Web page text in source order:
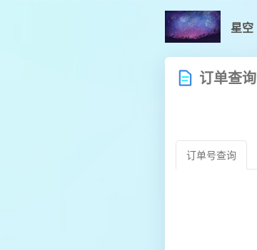
星空
订单查询
订单号查询